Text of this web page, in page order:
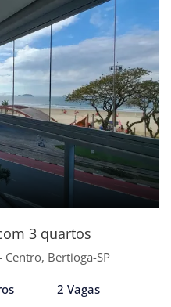
3 quartos
Centro, Bertioga-SP
2 Vagas